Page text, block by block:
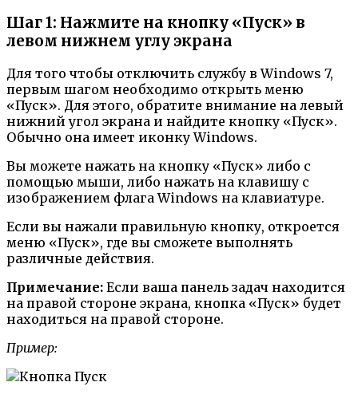
Шаг 1: Нажмите на кнопку «Пуск» в
левом нижнем углу экрана
Для того чтобы отключить службу в Windows 7,
первым шагом необходимо открыть меню
«Пуск». Для этого, обратите внимание на левый
нижний угол экрана и найдите кнопку «Пуск».
Обычно она имеет иконку Windows.
Вы можете нажать на кнопку «Пуск» либо с
помощью мыши, либо нажать на клавишу с
изображением флага Windows на клавиатуре.
Если вы нажали правильную кнопку, откроется
меню «Пуск», где вы сможете выполнять
различные действия.
Примечание: Если ваша панель задач находится
на правой стороне экрана, кнопка «Пуск» будет
находиться на правой стороне.
Пример: